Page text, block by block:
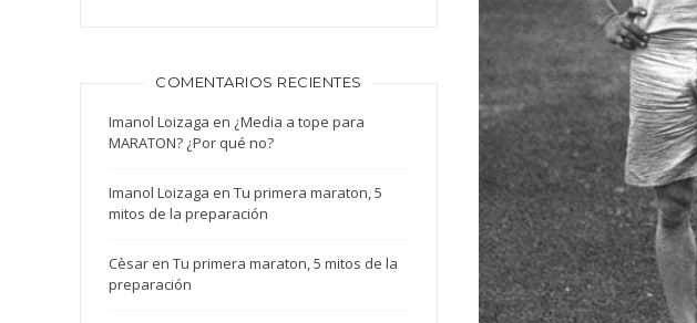
COMENTARIOS RECIENTES
Imanol Loizaga en ¿Media a tope para
MARATON? ¿Por qué no?
Imanol Loizaga enTu primera maraton, 5
mitos de la preparación
Cèsar enTu primera maraton, 5 mitos de la
preparación